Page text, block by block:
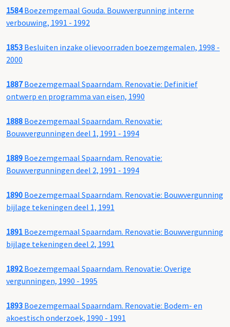
1584Boezemgemaal Gouda. Bouwvergunning interne
verbouwing, 1991 - 1992
1853 Besluiten inzake olievoorraden boezemgemalen, 1998 -
2000
1887Boezemgemaal Spaarndam. Renovatie: Definitief
ontwerp en programma van eisen, 1990
1888 Boezemgemaal Spaarndam. Renovatie:
Bouwvergunningen deel 1, 1991 - 1994
1889 Boezemgemaal Spaarndam. Renovatie:
Bouwvergunningen deel 2, 1991 - 1994
1890 Boezemgemaal Spaarndam. Renovatie: Bouwvergunning
bijlage tekeningen deel 1, 1991
1891 Boezemgemaal Spaarndam. Renovatie: Bouwvergunning
bijlage tekeningen deel 2, 1991
1892Boezemgemaal Spaarndam. Renovatie: Overige
vergunningen, 1990 - 1995
1893 Boezemgemaal Spaarndam. Renovatie: Bodem- en
akoestisch onderzoek, 1990 - 1991